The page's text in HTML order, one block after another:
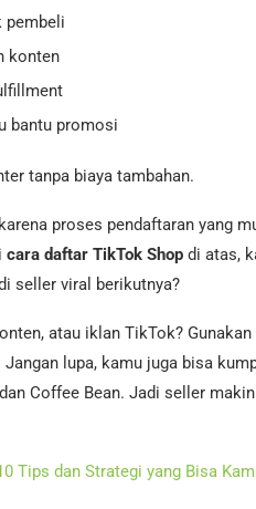
pembeli
konten
bantu promosi
tanpa biaya tambahan.
proses pendaftaran yang
cara daftar TikTok Shop di atas,
seller viral berikutnya?
atau iklan TikTok? Gunakan
lupa, kamu juga bisa
Coffee Bean. Jadi seller
Tips dan Strategi yang Bisa